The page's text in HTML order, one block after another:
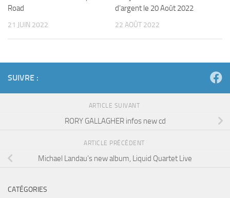
Road
21 JUIN 2022
d’argent le 20 Août 2022
22 AOÛT 2022
SUIVRE :
ARTICLE SUIVANT
RORY GALLAGHER infos new cd
ARTICLE PRÉCÉDENT
Michael Landau’s new album, Liquid Quartet Live
CATÉGORIES